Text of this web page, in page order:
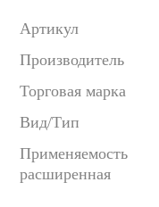
Артикул
Производитель
Торговая марка
Вид/Тип
Применяемость
расширенная